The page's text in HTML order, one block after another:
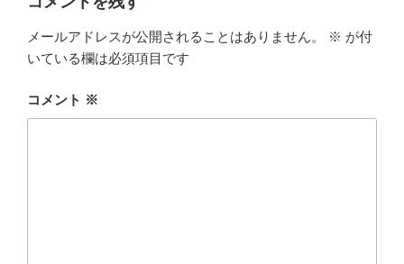
メールアドレスが公開されることはありません。 ※ が付
いている欄は必須項目です
コメント ※